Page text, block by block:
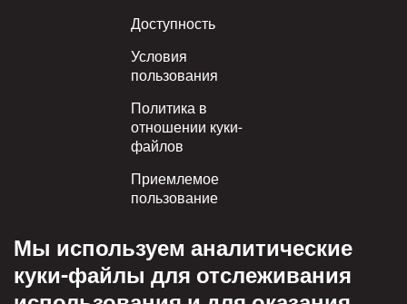
Footer
Доступность
Условия
пользования
Политика в
отношении куки-
файлов
Приемлемое
пользование
конфиденциальности
Политика взаимного
Мы используем аналитические
куки-файлы для отслеживания